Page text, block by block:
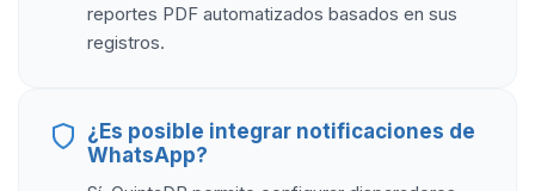
reportes PDF automatizados basados en sus
registros.
¿Es posible integrar notificaciones de
WhatsApp?